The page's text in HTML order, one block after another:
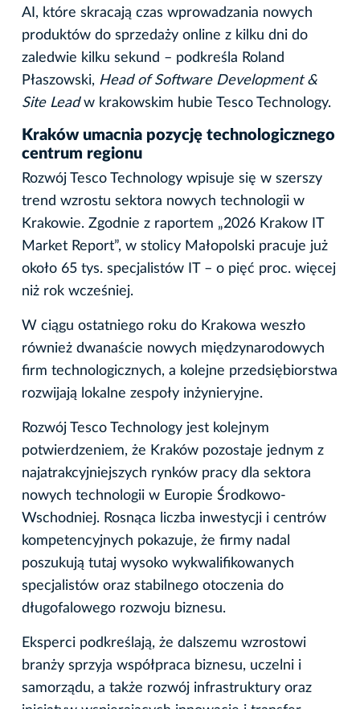
AI, które skracają czas wprowadzania nowych
produktów do sprzedaży online z kilku dni do
zaledwie kilku sekund – podkreśla Roland
Płaszowski, Head of Software Development &
Site Leadw krakowskim hubie Tesco Technology.
Kraków umacnia pozycję technologicznego
centrum regionu
Rozwój Tesco Technology wpisuje się w szerszy
trend wzrostu sektora nowych technologii w
Krakowie. Zgodnie z raportem „2026 Krakow IT
Market Report”, w stolicy Małopolski pracuje już
około 65 tys. specjalistów IT – o pięć proc. więcej
niż rok wcześniej.
W ciągu ostatniego roku do Krakowa weszło
również dwanaście nowych międzynarodowych
firm technologicznych, a kolejne przedsiębiorstwa
rozwijają lokalne zespoły inżynieryjne.
Rozwój Tesco Technology jest kolejnym
potwierdzeniem, że Kraków pozostaje jednym z
najatrakcyjniejszych rynków pracy dla sektora
nowych technologii w Europie Środkowo-
Wschodniej. Rosnąca liczba inwestycji i centrów
kompetencyjnych pokazuje, że firmy nadal
poszukują tutaj wysoko wykwalifikowanych
specjalistów oraz stabilnego otoczenia do
długofalowego rozwoju biznesu.
Eksperci podkreślają, że dalszemu wzrostowi
branży sprzyja współpraca biznesu, uczelni i
samorządu, a także rozwój infrastruktury oraz